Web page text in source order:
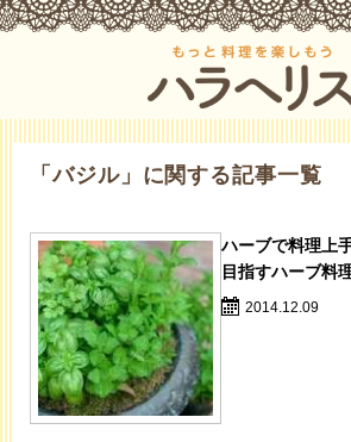
「バジル」に関する記事一覧
ハーブで料理上
目指すハーブ料
2014.12.09